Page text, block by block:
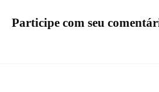
Participe com seu